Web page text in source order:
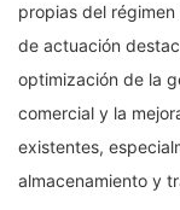
propias del
de actuación
optimización de la
comercial y la
existentes,
almacenamiento y